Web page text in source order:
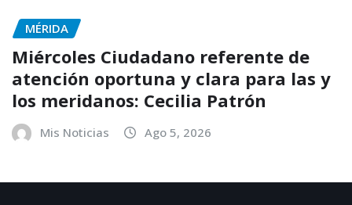
MÉRIDA
Miércoles Ciudadano referente de
atención oportuna y clara para las y
los meridanos: Cecilia Patrón
Mis Noticias Ago 5, 2026